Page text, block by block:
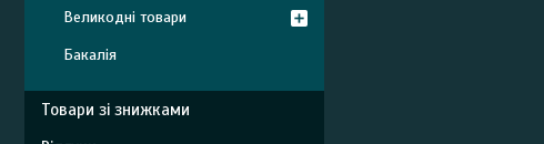
Великодні товари
Бакалія
Товари зі знижками